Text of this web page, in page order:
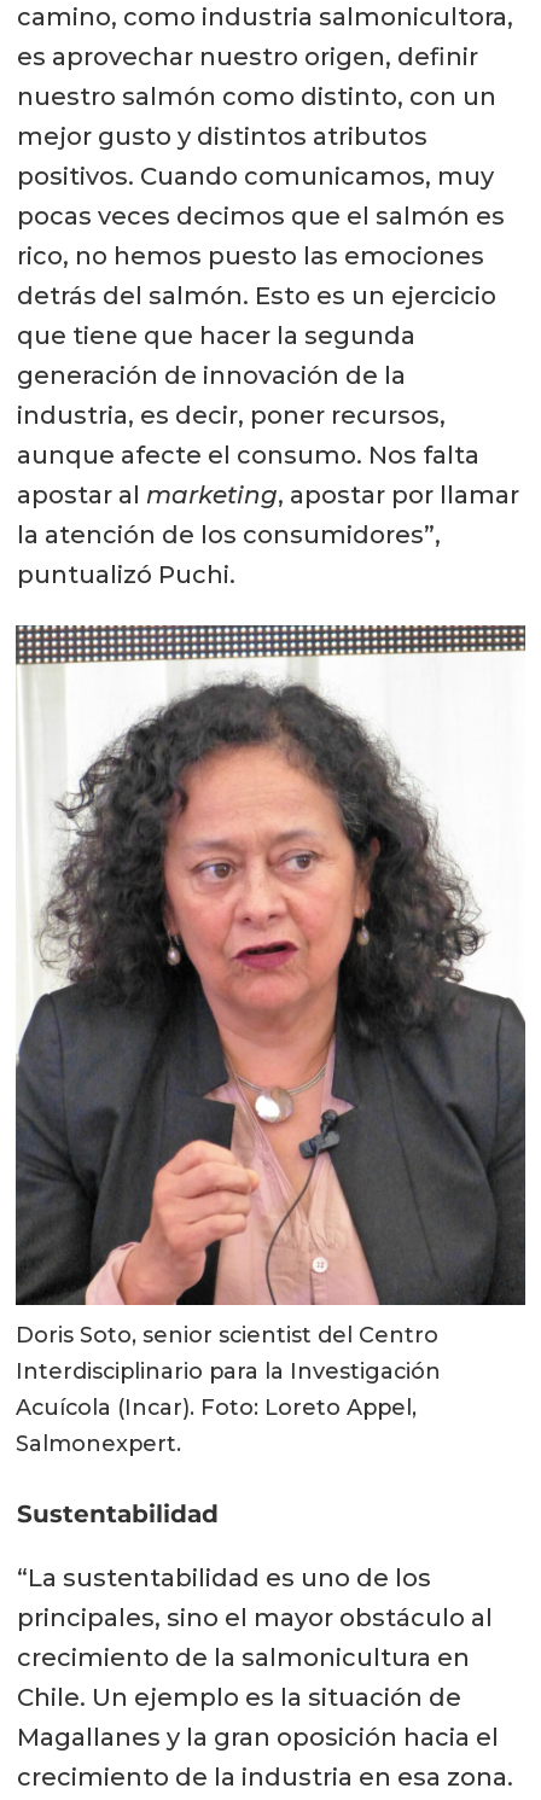
camino, como industria salmonicultora,
es aprovechar nuestro origen, definir
nuestro salmón como distinto, con un
mejor gusto y distintos atributos
positivos. Cuando comunicamos, muy
pocas veces decimos que el salmón es
rico, no hemos puesto las emociones
detrás del salmón. Esto es un ejercicio
que tiene que hacer la segunda
generación de innovación de la
industria, es decir, poner recursos,
aunque afecte el consumo. Nos falta
apostar al marketing, apostar por llamar
la atención de los consumidores”,
puntualizó Puchi.
Doris Soto, senior scientist del Centro
Interdisciplinario para la Investigación
Acuícola (Incar). Foto: Loreto Appel,
Salmonexpert.
Sustentabilidad
“La sustentabilidad es uno de los
principales, sino el mayor obstáculo al
crecimiento de la salmonicultura en
Chile. Un ejemplo es la situación de
Magallanes y la gran oposición hacia el
crecimiento de la industria en esa zona.